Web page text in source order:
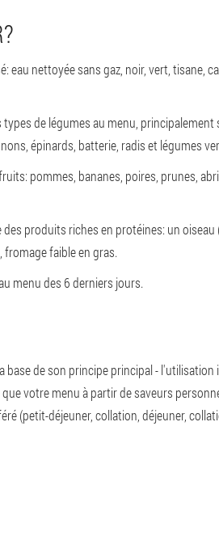
eau nettoyée sans gaz, noir, vert, tisane,
de légumes au menu,
épinards, batterie, radis et légumes
pommes, bananes, poires, prunes,
produits riches en protéines: un
faible en gras.
menu des 6 derniers jours.
base de son principe principal -
votre menu à partir de saveurs
(petit-déjeuner, collation, déjeuner,